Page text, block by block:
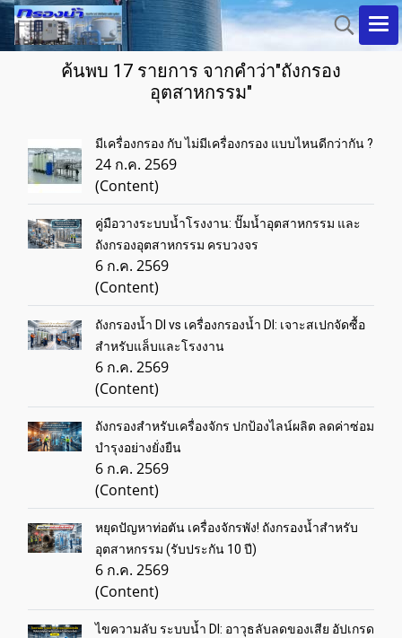
ค้นพบ 17 รายการ จากคำว่า"ถังกรอง
อุตสาหกรรม"
มีเครื่องกรอง กับ ไม่มีเครื่องกรอง แบบไหนดีกว่ากัน ?
24 ก.ค. 2569
(Content)
คู่มือวางระบบน้ำโรงงาน: ปั๊มน้ำอุตสาหกรรม และ
ถังกรองอุตสาหกรรม ครบวงจร
6 ก.ค. 2569
(Content)
ถังกรองน้ำ DI vs เครื่องกรองน้ำ DI: เจาะสเปกจัดซื้อ
สำหรับแล็บและโรงงาน
6 ก.ค. 2569
(Content)
ถังกรองสำหรับเครื่องจักร ปกป้องไลน์ผลิต ลดค่าซ่อม
บำรุงอย่างยั่งยืน
6 ก.ค. 2569
(Content)
หยุดปัญหาท่อตัน เครื่องจักรพัง! ถังกรองน้ำสำหรับ
อุตสาหกรรม (รับประกัน 10 ปี)
6 ก.ค. 2569
(Content)
ไขความลับ ระบบน้ำ DI: อาวุธลับลดของเสีย อัปเกรด